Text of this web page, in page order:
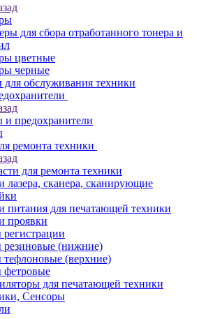
для сбора отработанного тонера и
цветные
черные
обслуживания техники
предохранители
ремонта техники
для ремонта техники
лазера, сканера, сканирующие
питания для печатающей техники
проявки
резиновые (нижние)
(верхние)
фетровые
для печатающей техники
Сенсоры